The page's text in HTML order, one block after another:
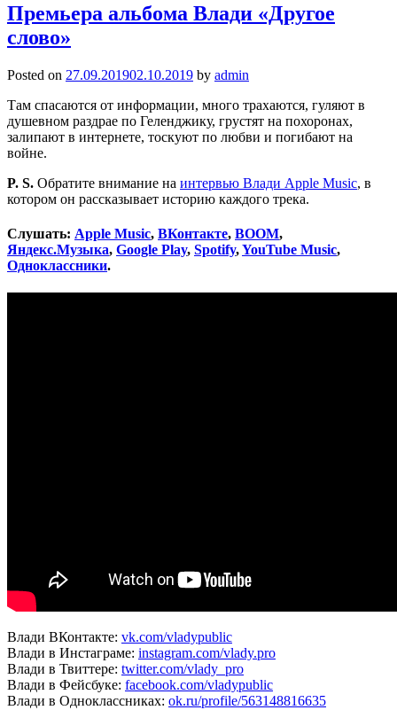
Премьера альбома Влади «Другое
слово»
Posted on 27.09.201902.10.2019 by admin
Там спасаются от информации, много трахаются, гуляют в
душевном раздрае по Геленджику, грустят на похоронах,
залипают в интернете, тоскуют по любви и погибают на
войне.
P. S. Обратите внимание на интервью Влади Apple Music, в
котором он рассказывает историю каждого трека.
Слушать: Apple Music, ВКонтакте, BOOM,
Яндекс.Музыка, Google Play, Spotify,YouTube Music,
Одноклассники.
Влади ВКонтакте: vk.com/vladypublic
Влади в Инстаграме: instagram.com/vlady.pro
Влади в Твиттере: twitter.com/vlady_pro
Влади в Фейсбуке: facebook.com/vladypublic
Влади в Одноклассниках: ok.ru/profile/563148816635